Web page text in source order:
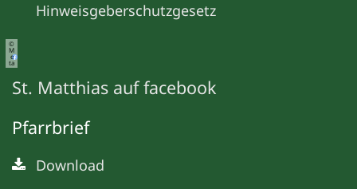
Hinweisgeberschutzgesetz
©
M
e
ta
St. Matthias auf facebook
Pfarrbrief
Download